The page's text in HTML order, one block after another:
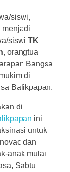
siswi,
menjadi
siswi TK
, orangtua
Bangsa
di
Balikpapan.
di
ini
untuk
dan
anak mulai
Sabtu